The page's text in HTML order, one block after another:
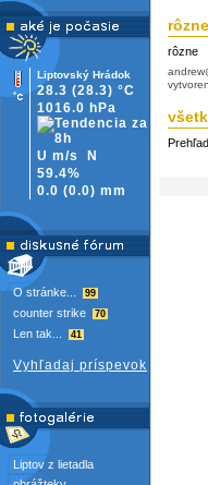
Liptovský Hrádok
28.3 (28.3) °C
1016.0 hPa
U m/s
N
59.4%
0.0 (0.0) mm
O stránke... 99
counter strike 70
Len tak... 41
Vyhľadaj príspevok
Liptov z lietadla
rôzne
rôzne